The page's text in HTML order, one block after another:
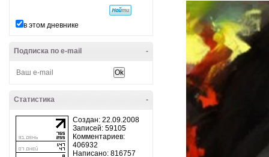
в этом дневнике
-
Подписка по e-mail
-
Статистика
Создан: 22.09.2008
Записей: 59105
Комментариев:
406932
Написано: 816757